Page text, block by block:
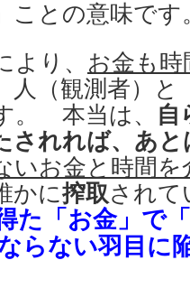
ことの意味です
より、 お金も
（観測者）と
。 本当は、
自
されれば、あ
いお金と時間を
かに搾取され
た「お金」で
らない羽目に